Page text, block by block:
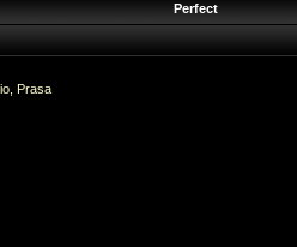
Perfect
Prasa